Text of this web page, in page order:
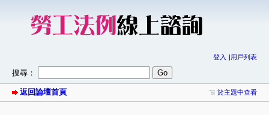
登入 用戶列表
搜尋：
返回論壇首頁 於主題中查看